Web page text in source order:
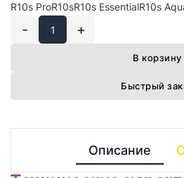
R10s ProR10sR10s EssentialR10s
- +
В корзину
Быстрый
Описание